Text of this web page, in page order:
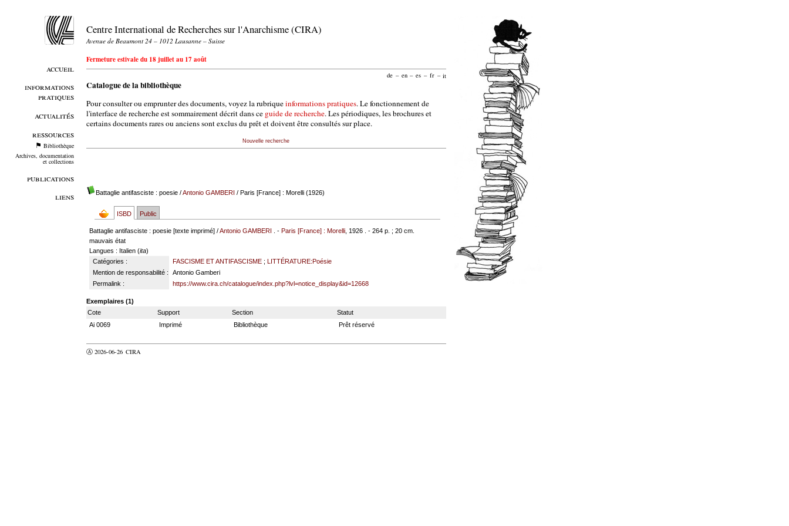
accueil
informations
pratiques
actualités
ressources
Bibliothèque
Archives, documentation
et collections
publications
liens
Centre International de Recherches sur l'Anarchisme (CIRA)
Avenue de Beaumont 24 – 1012 Lausanne – Suisse
Fermeture estivale du 18 juillet au 17 août
de – en – es – fr – it
Catalogue de la bibliothèque
Pour consulter ou emprunter des documents, voyez la rubriqueinformations pratiques. Le fonctionnement de
l'interface de recherche est sommairement décrit dans ce guide de recherche. Les périodiques, les brochures et
certains documents rares ou anciens sont exclus du prêt et doivent être consultés sur place.
Nouvelle recherche
Battaglie antifasciste : poesie/Antonio GAMBERI / Paris [France] : Morelli (1926)
ISBD Public
Battaglie antifasciste : poesie [texte imprimé] /Antonio GAMBERI . -Paris [France] : Morelli , 1926 . - 264 p. ; 20 cm.
mauvais état
Langues : Italien (ita)
Catégories :
FASCISME ET ANTIFASCISME; LITTÉRATURE:Poésie
Mention de responsabilité :
Antonio Gamberi
Permalink :
https://www.cira.ch/catalogue/index.php?lvl=notice_display&id=12668
Exemplaires (1)
Cote
Support Section
Statut
Ai 0069
Imprimé Bibliothèque Prêt réservé
Ⓐ 2026-06-26 CIRA